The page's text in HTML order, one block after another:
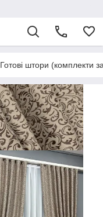
Готові штори (комплекти